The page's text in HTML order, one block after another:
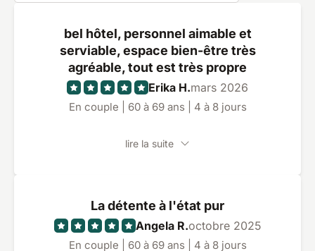
bel hôtel, personnel aimable et
serviable, espace bien-être très
agréable, tout est très propre
Erika H.mars 2026
En couple | 60 à 69 ans | 4 à 8 jours
lire la suite
La détente à l'état pur
Angela R.octobre 2025
En couple | 60 à 69 ans | 4 à 8 jours